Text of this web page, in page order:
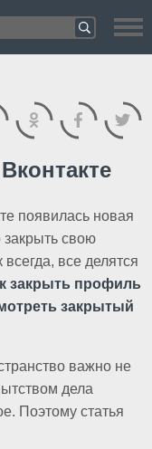
появилась новая
свою
все делятся
закрыть профиль
закрытый
важно не
дела
Поэтому статья